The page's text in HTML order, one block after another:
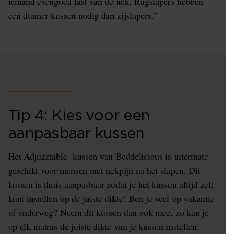
een dunner kussen nodig dan zijslapers.”
Tip 4: Kies voor een
aanpasbaar kussen
Het Adjuzztable kussen van Beddelicious is uitermate
geschikt voor mensen met nekpijn na het slapen. Dit
kussen is thuis aanpasbaar zodat je het kussen altijd zelf
kunt instellen op de juiste dikte! Ben je veel op vakantie
of onderweg? Neem dit kussen dan ook mee, zo kan je
op elk matras de juiste dikte van je kussen instellen.